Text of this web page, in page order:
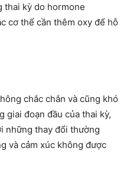
thai kỳ do hormone
cơ thể cần thêm oxy để hỗ
chắc chắn và cũng khó
giai đoạn đầu của thai kỳ,
những thay đổi thường
và cảm xúc không được